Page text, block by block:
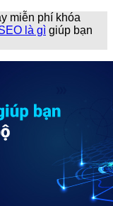
miễn phí khóa
là gì giúp bạn